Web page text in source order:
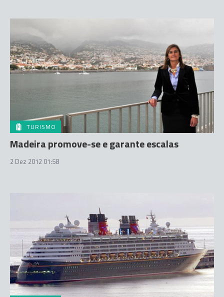
TURISMO
Madeira promove-se e garante escalas
2 Dez 2012 01:58